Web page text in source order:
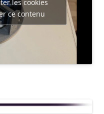
les cookies
ce contenu